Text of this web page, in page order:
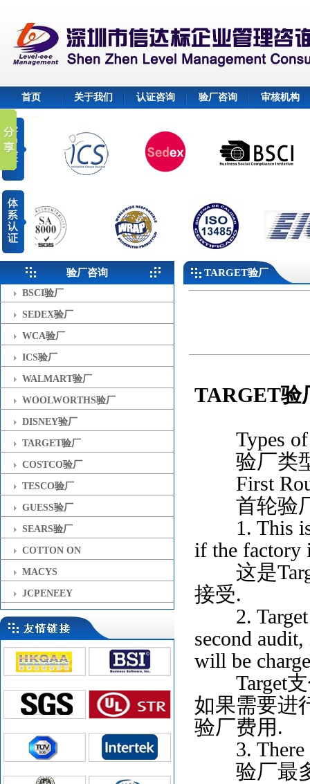
首页 关于我们 认证咨询 验厂咨询 审核机构
验厂咨询
BSCI验厂
SEDEX验厂
WCA验厂
ICS验厂
WALMART验厂
WOOLWORTHS验厂
DISNEY验厂
TARGET验厂
COSTCO验厂
TESCO验厂
GUESS验厂
SEARS验厂
COTTON ON
MACYS
JCPENEEY
TARGET验厂
TARGET
Types of
验厂类
First
首轮验
1. This is
if the factory
这是
接受.
2. Target
second
will be
Target支
如果需要进
验厂费用.
3. There
验厂最多